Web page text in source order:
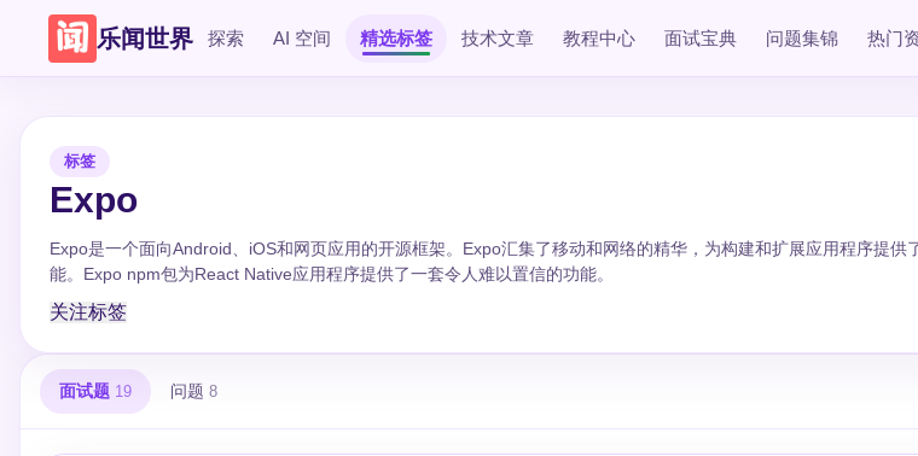
乐闻世界 探索 AI 空间 精选标签 技术文章 教程中心 面试宝典 问题集锦 热门
标签
Expo
Expo是一个面向Android、iOS和网页应用的开源框架。Expo汇集了移动和网络的精华，为构建和扩展应用程序提供
能。Expo npm包为React Native应用程序提供了一套令人难以置信的功能。
关注标签
面试题 19 问题 8